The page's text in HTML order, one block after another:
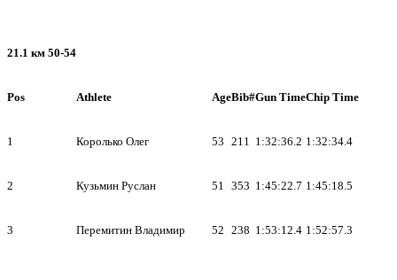
21.1 км 50-54
Pos Athlete AgeBib#Gun TimeChip Time
1 Королько Олег 53 211 1:32:36.2 1:32:34.4
2 Кузьмин Руслан 51 353 1:45:22.7 1:45:18.5
3 Перемитин Владимир 52 238 1:53:12.4 1:52:57.3